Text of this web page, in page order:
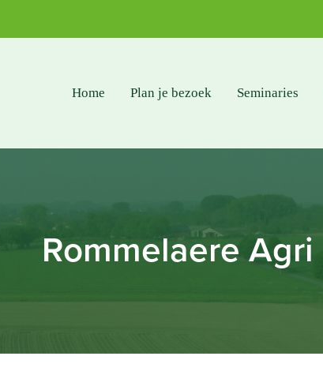
Home Plan je bezoek Seminaries
Rommelaere Agri